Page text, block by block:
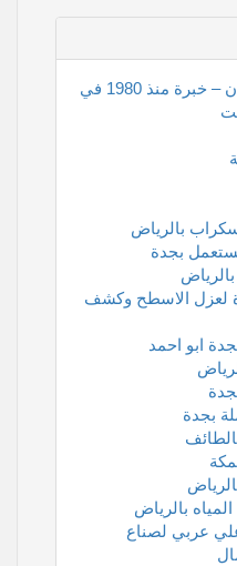
شركة مصاعد المضيان – خبرة منذ 1980 في
بالرياض
بجدة
لعزل الاسطح وكشف
ابو احمد
بجدة
بالرياض
عربي لصناع